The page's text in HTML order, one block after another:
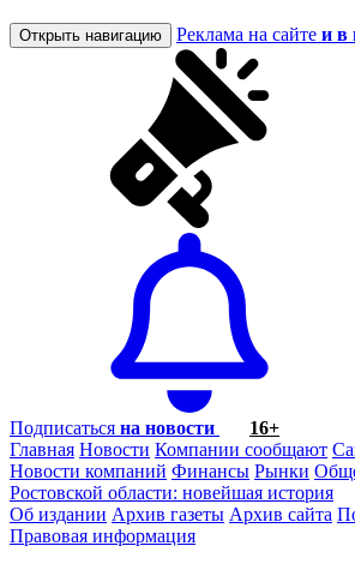
Открыть навигацию Реклама на сайте и в
Подписаться на новости
16+
Главная Новости Компании сообщают
Новости компаний Финансы Рынки
Ростовской области: новейшая история
Об издании Архив газеты Архив сайта
Правовая информация